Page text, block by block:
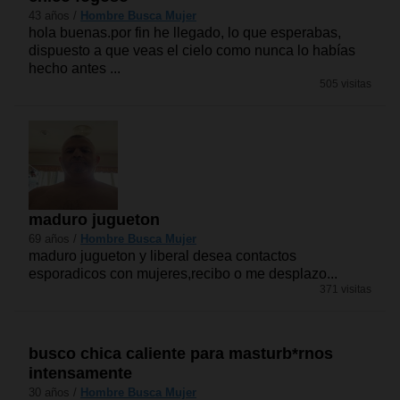
43 años / Hombre Busca Mujer
hola buenas.por fin he llegado, lo que esperabas,
dispuesto a que veas el cielo como nunca lo habías
hecho antes ...
505 visitas
maduro jugueton
69 años / Hombre Busca Mujer
maduro jugueton y liberal desea contactos
esporadicos con mujeres,recibo o me desplazo...
371 visitas
busco chica caliente para masturb*rnos
intensamente
30 años / Hombre Busca Mujer